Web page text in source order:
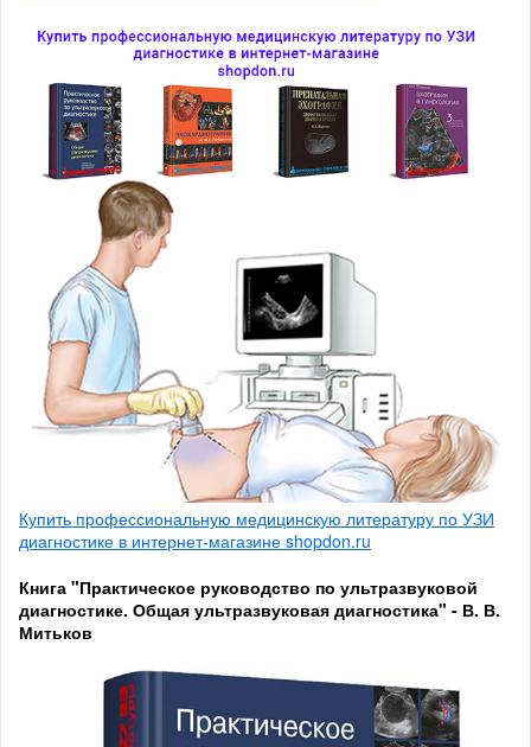
Купить профессиональную медицинскую литературу по УЗИ
диагностике в интернет-магазине shopdon.ru
Книга "Практическое руководство по ультразвуковой
диагностике. Общая ультразвуковая диагностика" - В. В.
Митьков